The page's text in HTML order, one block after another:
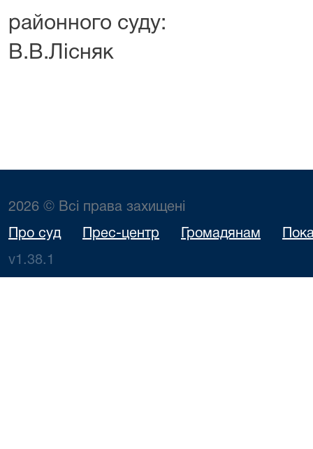
В.В.Лісняк
2026 © Всі права захищені
Про суд Прес-центр Громадянам
v1.38.1